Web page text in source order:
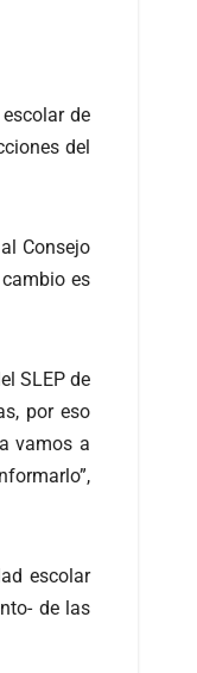
de
del
Consejo
cambio es
SLEP de
por eso
vamos a
escolar
de las